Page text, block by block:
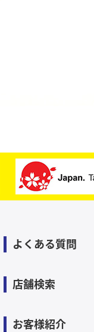
よくある質問
店舗検索
お客様紹介